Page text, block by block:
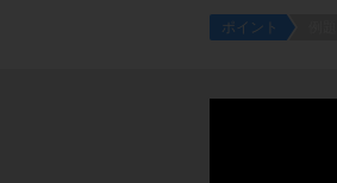
ポイント